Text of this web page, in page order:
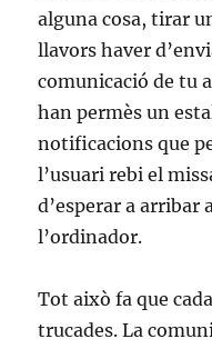
alguna cosa, tirar
llavors haver
comunicació de tu
han permès un
notificacions que
l’usuari rebi el
d’esperar a arribar
l’ordinador.
Tot això fa que
trucades. La